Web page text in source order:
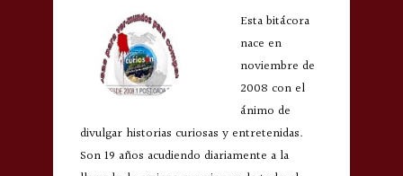
Esta bitácora
nace en
noviembre de
2008 con el
ánimo de
divulgar historias curiosas y entretenidas.
Son 19 años acudiendo diariamente a la